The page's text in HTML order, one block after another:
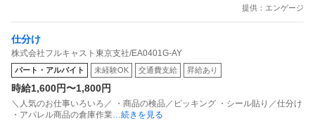
提供：エンゲージ
仕分け
株式会社フルキャスト東京支社/EA0401G-AY
パート・アルバイト 未経験OK 交通費支給 昇給あり
時給1,600円〜1,800円
＼人気のお仕事いろいろ／ ・商品の検品／ピッキング ・シール貼り／仕分け
・アパレル商品の倉庫作業…続きを見る